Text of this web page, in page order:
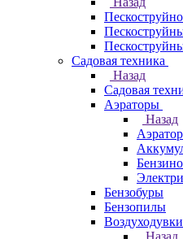
Садовая техника
Назад
Садовая
Аэраторы
Назад
Бензобуры
Бензопилы
Воздуходувки
Назад